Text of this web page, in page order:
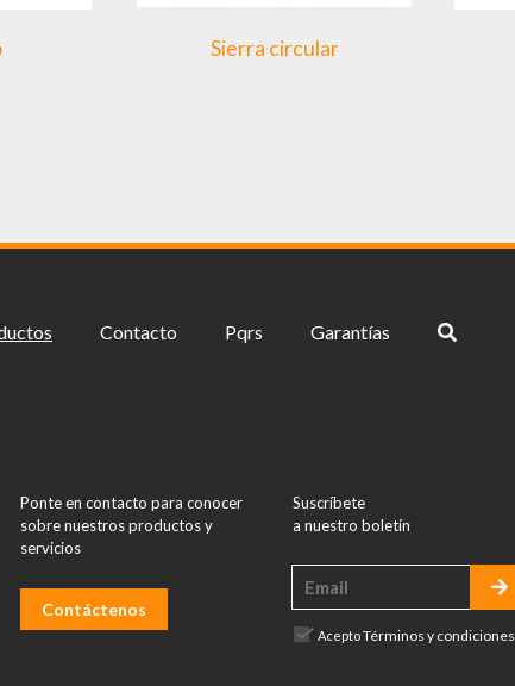
Sierra circular
Contacto Pqrs Garantías
Ponte en contacto para conocer
sobre nuestros productos y
servicios
Contáctenos
Suscríbete
a nuestro boletín
AceptoTérminos y condiciones